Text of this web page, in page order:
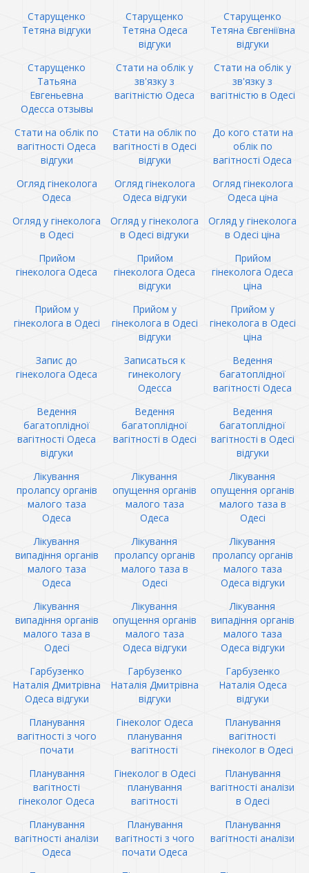
Старущенко
Тетяна відгуки
Старущенко
Тетяна Одеса
відгуки
Старущенко
Тетяна Євгеніївна
відгуки
Старущенко
Татьяна
Евгеньевна
Одесса отзывы
Стати на облік у
зв'язку з
вагітністю Одеса
Стати на облік у
зв'язку з
вагітністю в Одесі
Стати на облік по
вагітності Одеса
відгуки
Стати на облік по
вагітності в Одесі
відгуки
До кого стати на
облік по
вагітності Одеса
Огляд гінеколога
Одеса
Огляд гінеколога
Одеса відгуки
Огляд гінеколога
Одеса ціна
Огляд у гінеколога
в Одесі
Огляд у гінеколога
в Одесі відгуки
Огляд у гінеколога
в Одесі ціна
Прийом
гінеколога Одеса
Прийом
гінеколога Одеса
відгуки
Прийом
гінеколога Одеса
ціна
Прийом у
гінеколога в Одесі
Прийом у
гінеколога в Одесі
відгуки
Прийом у
гінеколога в Одесі
ціна
Запис до
гінеколога Одеса
Записаться к
гинекологу
Одесса
Ведення
багатоплідної
вагітності Одеса
Ведення
багатоплідної
вагітності Одеса
відгуки
Ведення
багатоплідної
вагітності в Одесі
Ведення
багатоплідної
вагітності в Одесі
відгуки
Лікування
пролапсу органів
малого таза
Одеса
Лікування
опущення органів
малого таза
Одеса
Лікування
опущення органів
малого таза в
Одесі
Лікування
випадіння органів
малого таза
Одеса
Лікування
пролапсу органів
малого таза в
Одесі
Лікування
пролапсу органів
малого таза
Одеса відгуки
Лікування
випадіння органів
малого таза в
Одесі
Лікування
опущення органів
малого таза
Одеса відгуки
Лікування
випадіння органів
малого таза
Одеса відгуки
Гарбузенко
Наталія Дмитрівна
Одеса відгуки
Гарбузенко
Наталія Дмитрівна
відгуки
Гарбузенко
Наталія Одеса
відгуки
Планування
вагітності з чого
почати
Гінеколог Одеса
планування
вагітності
Планування
вагітності
гінеколог в Одесі
Планування
вагітності
гінеколог Одеса
Гінеколог в Одесі
планування
вагітності
Планування
вагітності аналізи
в Одесі
Планування
вагітності аналізи
Одеса
Планування
вагітності з чого
почати Одеса
Планування
вагітності аналізи